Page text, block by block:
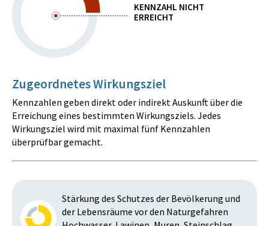
KENNZAHL NICHT
ERREICHT
Zugeordnetes Wirkungsziel
Kennzahlen geben direkt oder indirekt Auskunft über die
Erreichung eines bestimmten Wirkungsziels. Jedes
Wirkungsziel wird mit maximal fünf Kennzahlen
überprüfbar gemacht.
Stärkung des Schutzes der Bevölkerung und
der Lebensräume vor den Naturgefahren